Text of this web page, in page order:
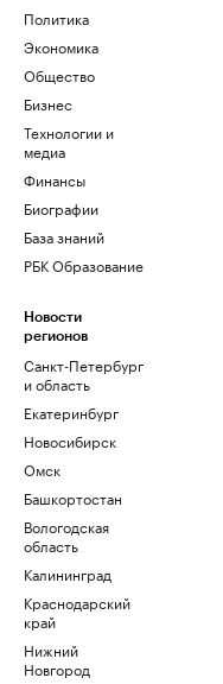
Политика
Экономика
Общество
Бизнес
Технологии и
медиа
Финансы
Биографии
База знаний
РБК Образование
Новости
регионов
Санкт-Петербург
и область
Екатеринбург
Новосибирск
Омск
Башкортостан
Вологодская
область
Калининград
Краснодарский
край
Нижний
Новгород